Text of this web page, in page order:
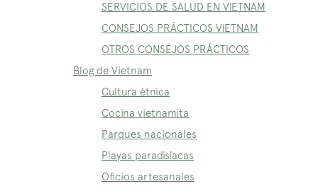
SERVICIOS DE SALUD EN VIETNAM
CONSEJOS PRÁCTICOS VIETNAM
OTROS CONSEJOS PRÁCTICOS
Blog de Vietnam
Cultura étnica
Cocina vietnamita
Parques nacionales
Playas paradisíacas
Oficios artesanales